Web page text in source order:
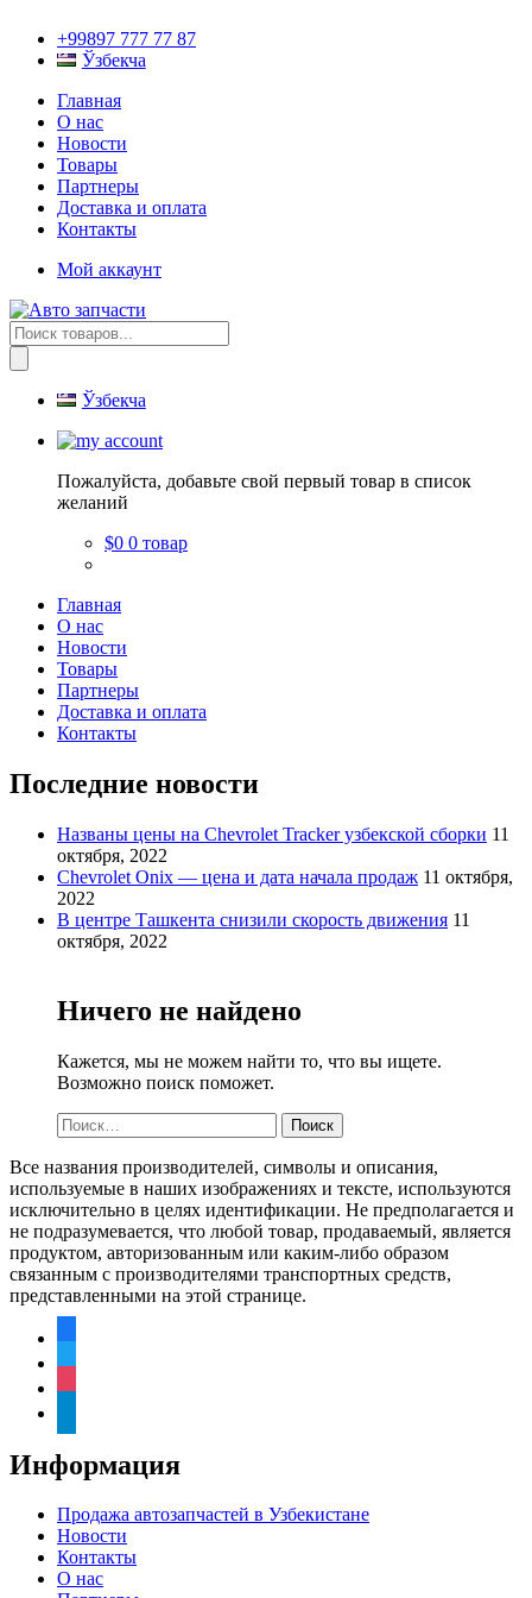
+99897 777 77 87
Ўзбекча
Главная
О нас
Новости
Товары
Партнеры
Доставка и оплата
Контакты
Мой аккаунт
Поиск
товаров
Ўзбекча
Пожалуйста, добавьте свой первый товар в список
желаний
$0 0 товар
Главная
О нас
Новости
Товары
Партнеры
Доставка и оплата
Контакты
Последние новости
Названы цены на Chevrolet Tracker узбекской сборки 11
октября, 2022
Chevrolet Onix — цена и дата начала продаж 11 октября,
2022
В центре Ташкента снизили скорость движения 11
октября, 2022
Ничего не найдено
Кажется, мы не можем найти то, что вы ищете.
Возможно поиск поможет.
Найти:
Все названия производителей, символы и описания,
используемые в наших изображениях и тексте, используются
исключительно в целях идентификации. Не предполагается и
не подразумевается, что любой товар, продаваемый, является
продуктом, авторизованным или каким-либо образом
связанным с производителями транспортных средств,
представленными на этой странице.
Информация
Продажа автозапчастей в Узбекистане
Новости
Контакты
О нас